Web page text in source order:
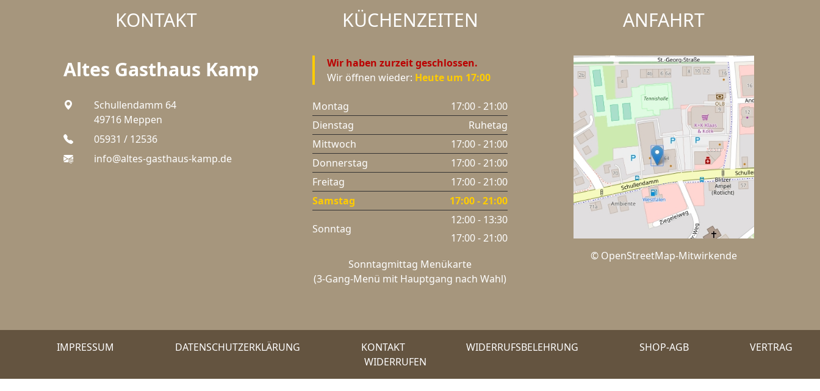
KONTAKT
Altes Gasthaus Kamp
Schullendamm 64
49716 Meppen
05931 / 12536
info@altes-gasthaus-kamp.de
KÜCHENZEITEN
Wir haben zurzeit geschlossen.
Wir öffnen wieder: Heute um 17:00
Montag
17:00 - 21:00
Dienstag
Ruhetag
Mittwoch
17:00 - 21:00
Donnerstag
17:00 - 21:00
Freitag
17:00 - 21:00
Samstag
17:00 - 21:00
Sonntag
12:00 - 13:30
17:00 - 21:00
Sonntagmittag Menükarte
(3-Gang-Menü mit Hauptgang nach Wahl)
ANFAHRT
© OpenStreetMap-Mitwirkende
IMPRESSUM DATENSCHUTZERKLÄRUNG KONTAKT WIDERRUFSBELEHRUNG SHOP-AGB
VERTRAG
WIDERRUFEN